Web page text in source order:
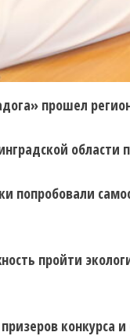
прошел
попробовали
пройти
конкурса